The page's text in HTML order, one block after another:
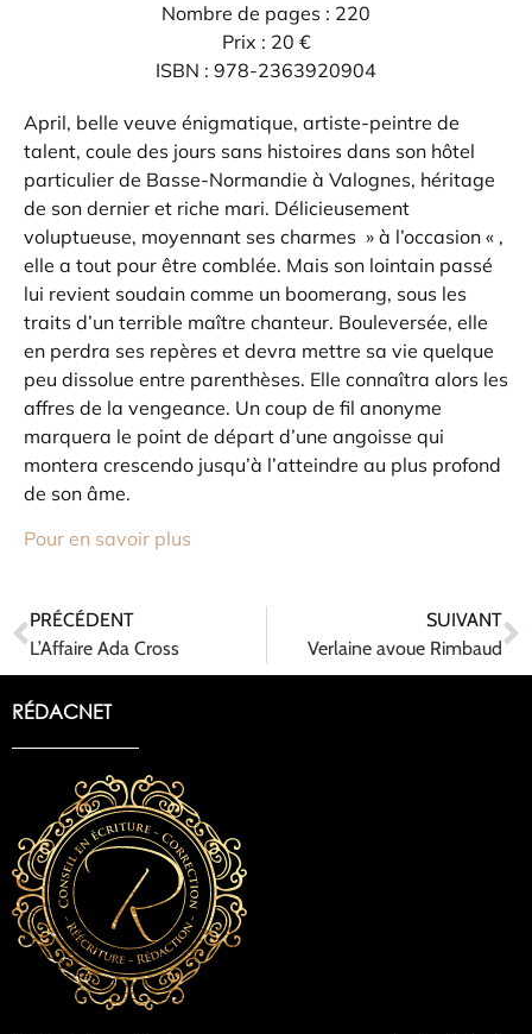
Nombre de pages : 220
Prix : 20 €
ISBN : 978-2363920904
April, belle veuve énigmatique, artiste-peintre de
talent, coule des jours sans histoires dans son hôtel
particulier de Basse-Normandie à Valognes, héritage
de son dernier et riche mari. Délicieusement
voluptueuse, moyennant ses charmes » à l’occasion « ,
elle a tout pour être comblée. Mais son lointain passé
lui revient soudain comme un boomerang, sous les
traits d’un terrible maître chanteur. Bouleversée, elle
en perdra ses repères et devra mettre sa vie quelque
peu dissolue entre parenthèses. Elle connaîtra alors les
affres de la vengeance. Un coup de fil anonyme
marquera le point de départ d’une angoisse qui
montera crescendo jusqu’à l’atteindre au plus profond
de son âme.
Pour en savoir plus
PRÉCÉDENT
L’Affaire Ada Cross
SUIVANT
Verlaine avoue Rimbaud
RÉDACNET